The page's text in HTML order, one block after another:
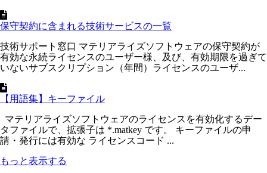
保守契約に含まれる技術サービスの一覧
技術サポート窓口 マテリアライズソフトウェアの保守契約が
有効な永続ライセンスのユーザー様、及び、有効期限を過ぎて
いないサブスクリプション（年間）ライセンスのユーザ...
【用語集】キーファイル
マテリアライズソフトウェアのライセンスを有効化するデー
タファイルで、拡張子は *.matkey です。 キーファイルの申
請・発行には有効な ライセンスコード ...
もっと表示する